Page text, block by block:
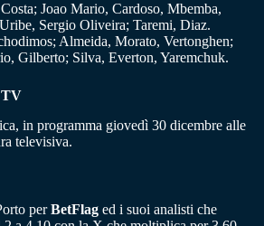
Joao Mario, Cardoso, Mbemba,
Sergio Oliveira; Taremi, Diaz.
Almeida, Morato, Vertonghen;
Gilberto; Silva, Everton, Yaremchuk.
in programma giovedì 30 dicembre alle
televisiva.
perBetFlag ed i suoi analisti che